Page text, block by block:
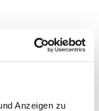
Anzeigen zu